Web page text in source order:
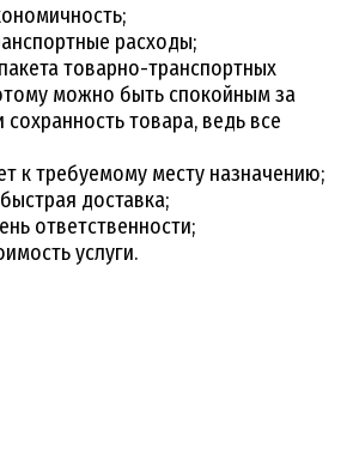
расходы;
товарно-транспортных
можно быть спокойным за
сохранность товара, ведь все
к требуемому месту назначению;
доставка;
ответственности;
услуги.